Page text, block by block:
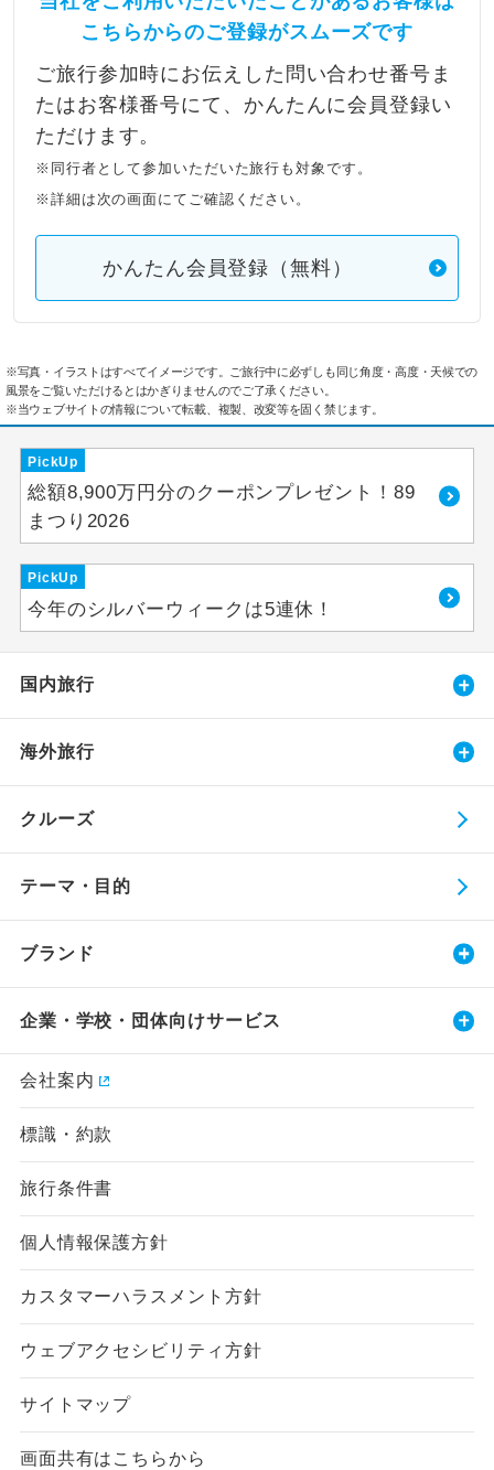
こちらからのご登録がスムーズです
ご旅行参加時にお伝えした問い合わせ番号ま
たはお客様番号にて、かんたんに会員登録い
ただけます。
※同行者として参加いただいた旅行も対象です。
※詳細は次の画面にてご確認ください。
かんたん会員登録（無料）
※写真・イラストはすべてイメージです。ご旅行中に必ずしも同じ角度・高度・天候での
風景をご覧いただけるとはかぎりませんのでご了承ください。
※当ウェブサイトの情報について転載、複製、改変等を固く禁じます。
PickUp
総額8,900万円分のクーポンプレゼント！89
まつり2026
PickUp
今年のシルバーウィークは5連休！
国内旅行
海外旅行
クルーズ
テーマ・目的
ブランド
企業・学校・団体向けサービス
会社案内
標識・約款
旅行条件書
個人情報保護方針
カスタマーハラスメント方針
ウェブアクセシビリティ方針
サイトマップ
画面共有はこちらから